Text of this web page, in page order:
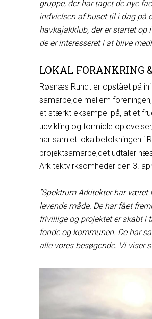
gruppe, der har taget de nye
indvielsen af huset til i dag på
havkajakklub, der er startet op
de er interesseret i at blive
LOKAL FORANKRING
Røsnæs Rundt er opstået på
samarbejde mellem
et stærkt eksempel på, at et
udvikling og formidle
har samlet lokalbefolkningen i
projektsamarbejdet udtaler
Arkitektvirksomheder den 3.
”Spektrum Arkitekter har
levende måde. De har fået
frivillige og projektet er skabt i
fonde og kommunen. De har
alle vores besøgende. Vi viser